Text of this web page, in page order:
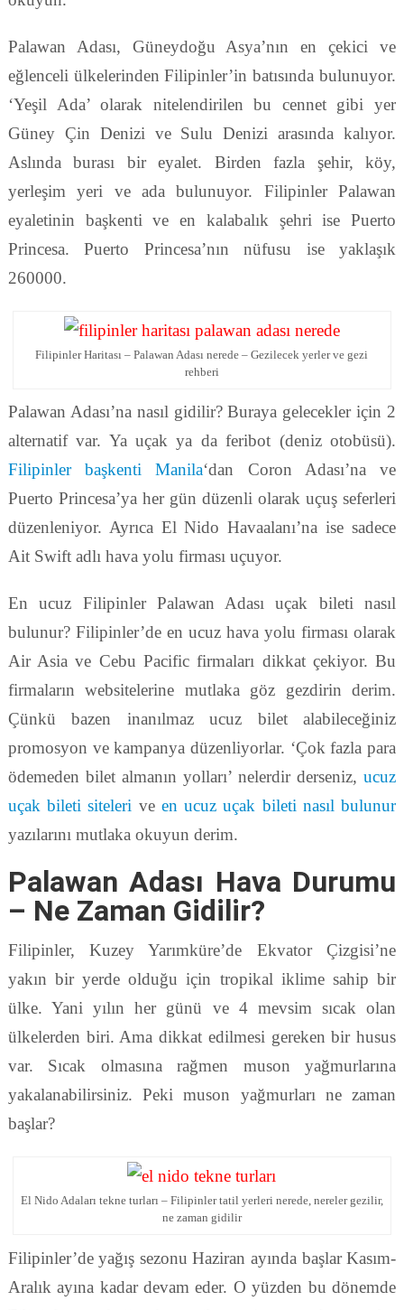
Palawan Adası, Güneydoğu Asya’nın en çekici ve
eğlenceli ülkelerinden Filipinler’in batısında bulunuyor.
‘Yeşil Ada’ olarak nitelendirilen bu cennet gibi yer
Güney Çin Denizi ve Sulu Denizi arasında kalıyor.
Aslında burası bir eyalet. Birden fazla şehir, köy,
yerleşim yeri ve ada bulunuyor. Filipinler Palawan
eyaletinin başkenti ve en kalabalık şehri ise Puerto
Princesa. Puerto Princesa’nın nüfusu ise yaklaşık
260000.
Filipinler Haritası – Palawan Adası nerede – Gezilecek yerler ve gezi
rehberi
Palawan Adası’na nasıl gidilir? Buraya gelecekler için 2
alternatif var. Ya uçak ya da feribot (deniz otobüsü).
Filipinler başkenti Manila‘dan Coron Adası’na ve
Puerto Princesa’ya her gün düzenli olarak uçuş seferleri
düzenleniyor. Ayrıca El Nido Havaalanı’na ise sadece
Ait Swift adlı hava yolu firması uçuyor.
En ucuz Filipinler Palawan Adası uçak bileti nasıl
bulunur? Filipinler’de en ucuz hava yolu firması olarak
Air Asia ve Cebu Pacific firmaları dikkat çekiyor. Bu
firmaların websitelerine mutlaka göz gezdirin derim.
Çünkü bazen inanılmaz ucuz bilet alabileceğiniz
promosyon ve kampanya düzenliyorlar. ‘Çok fazla para
ödemeden bilet almanın yolları’ nelerdir derseniz,ucuz
uçak bileti siteleri ve en ucuz uçak bileti nasıl bulunur
yazılarını mutlaka okuyun derim.
Palawan Adası Hava Durumu
– Ne Zaman Gidilir?
Filipinler, Kuzey Yarımküre’de Ekvator Çizgisi’ne
yakın bir yerde olduğu için tropikal iklime sahip bir
ülke. Yani yılın her günü ve 4 mevsim sıcak olan
ülkelerden biri. Ama dikkat edilmesi gereken bir husus
var. Sıcak olmasına rağmen muson yağmurlarına
yakalanabilirsiniz. Peki muson yağmurları ne zaman
başlar?
El Nido Adaları tekne turları – Filipinler tatil yerleri nerede, nereler gezilir,
ne zaman gidilir
Filipinler’de yağış sezonu Haziran ayında başlar Kasım-
Aralık ayına kadar devam eder. O yüzden bu dönemde